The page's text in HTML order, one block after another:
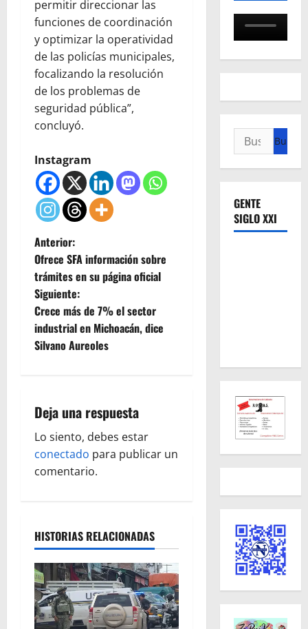
permitir direccionar las
funciones de coordinación
y optimizar la operatividad
de las policías municipales,
focalizando la resolución
de los problemas de
seguridad pública”,
concluyó.
Instagram
N
a
v
e
c
i
ó
d
e
e
Anterior:
Ofrece SFA información sobre
trámites en su página oficial
Siguiente:
Crece más de 7% el sector
industrial en Michoacán, dice
Silvano Aureoles
Deja una respuesta
Lo siento, debes estar
conectado para publicar un
comentario.
HISTORIAS RELACIONADAS
Buscar:
GENTE
SIGLO XXI